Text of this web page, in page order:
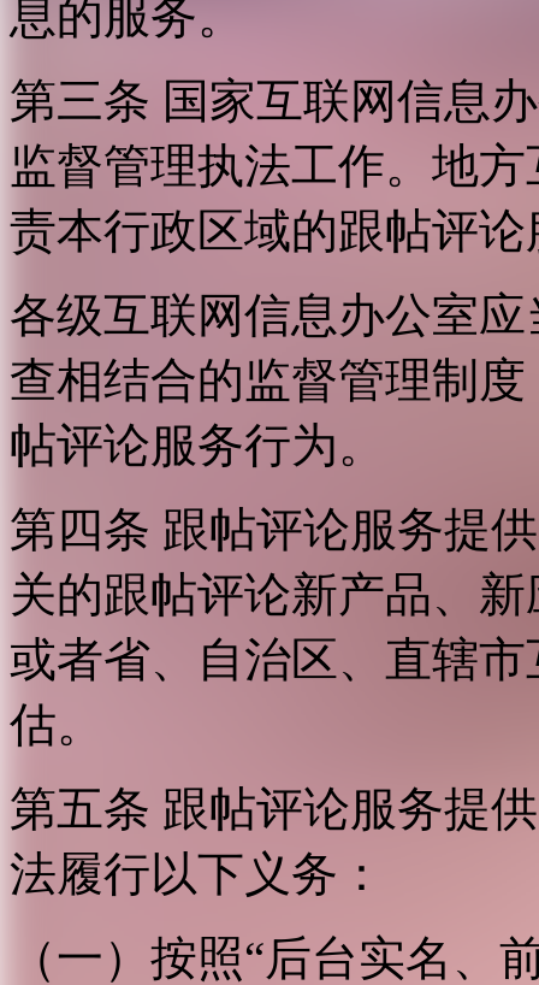
息的服务。
第三条 国家互联网信息
监督管理执法工作。地
责本行政区域的跟帖评
各级互联网信息办公室
查相结合的监督管理制
帖评论服务行为。
第四条 跟帖评论服务提
关的跟帖评论新产品、
或者省、自治区、直辖
估。
第五条 跟帖评论服务提
法履行以下义务：
（一）按照“后台实名、